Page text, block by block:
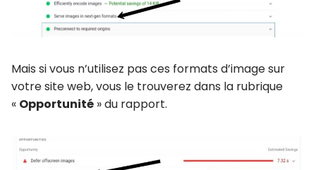
Mais si vous n’utilisez pas ces formats d’image sur
votre site web, vous le trouverez dans la rubrique
« Opportunité » du rapport.